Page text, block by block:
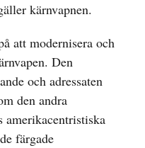
kärnvapnen.
att modernisera och
Den
och adressaten
den andra
amerikacentristiska
färgade